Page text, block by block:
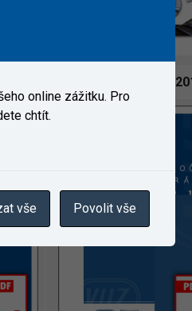
Výroční zpráva
online zážitku. Pro
chtít.
vše Povolit vše